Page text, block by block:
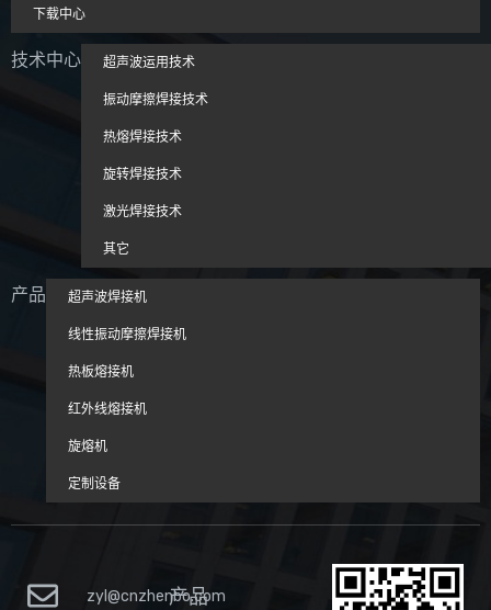
下载中心
技术中心 超声波运用技术
振动摩擦焊接技术
热熔焊接技术
旋转焊接技术
激光焊接技术
其它
产品 超声波焊接机
线性振动摩擦焊接机
热板熔接机
红外线熔接机
旋熔机
定制设备
zyl@cnzhenbo.com
产品